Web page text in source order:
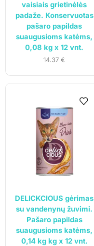
vaisiais grietinėlės
padaže. Konservuotas
pašaro papildas
suaugusioms katėms,
0,08 kg x 12 vnt.
14.37 €
DELICKCIOUS gėrimas
su vandenynų žuvimi.
Pašaro papildas
suaugusioms katėms,
0,14 kg kg x 12 vnt.